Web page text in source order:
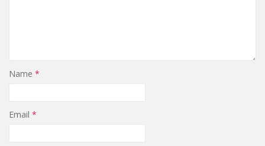
Name *
Email *